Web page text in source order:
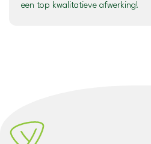
een top kwalitatieve afwerking!